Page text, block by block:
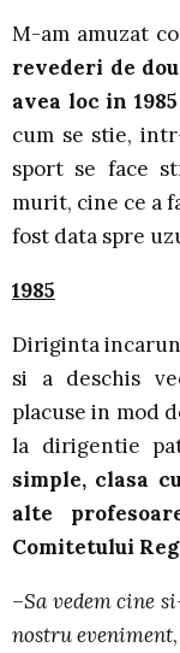
M-am amuzat
revederi de
avea loc in
cum se stie,
sport se face
murit, cine ce a
fost data spre
1985
Diriginta
si a deschis
placuse in mod
la dirigentie
simple, clasa
alte
Comitetului
–Sa vedem cine
nostru eveniment